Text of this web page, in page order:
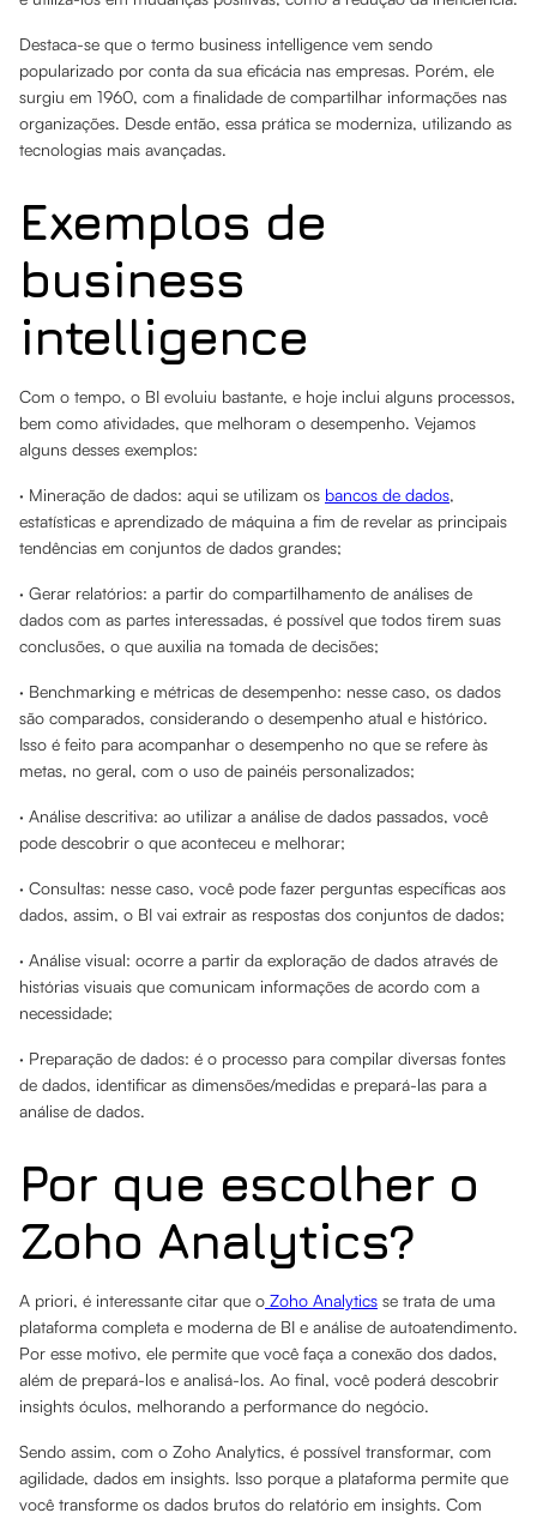
Destaca-se que o termo business intelligence vem sendo
popularizado por conta da sua eficácia nas empresas. Porém, ele
surgiu em 1960, com a finalidade de compartilhar informações nas
organizações. Desde então, essa prática se moderniza, utilizando as
tecnologias mais avançadas.
Exemplos de
business
intelligence
Com o tempo, o BI evoluiu bastante, e hoje inclui alguns processos,
bem como atividades, que melhoram o desempenho. Vejamos
alguns desses exemplos:
· Mineração de dados: aqui se utilizam os bancos de dados,
estatísticas e aprendizado de máquina a fim de revelar as principais
tendências em conjuntos de dados grandes;
· Gerar relatórios: a partir do compartilhamento de análises de
dados com as partes interessadas, é possível que todos tirem suas
conclusões, o que auxilia na tomada de decisões;
· Benchmarking e métricas de desempenho: nesse caso, os dados
são comparados, considerando o desempenho atual e histórico.
Isso é feito para acompanhar o desempenho no que se refere às
metas, no geral, com o uso de painéis personalizados;
· Análise descritiva: ao utilizar a análise de dados passados, você
pode descobrir o que aconteceu e melhorar;
· Consultas: nesse caso, você pode fazer perguntas específicas aos
dados, assim, o BI vai extrair as respostas dos conjuntos de dados;
· Análise visual: ocorre a partir da exploração de dados através de
histórias visuais que comunicam informações de acordo com a
necessidade;
· Preparação de dados: é o processo para compilar diversas fontes
de dados, identificar as dimensões/medidas e prepará-las para a
análise de dados.
Por que escolher o
Zoho Analytics?
A priori, é interessante citar que o Zoho Analytics se trata de uma
plataforma completa e moderna de BI e análise de autoatendimento.
Por esse motivo, ele permite que você faça a conexão dos dados,
além de prepará-los e analisá-los. Ao final, você poderá descobrir
insights óculos, melhorando a performance do negócio.
Sendo assim, com o Zoho Analytics, é possível transformar, com
agilidade, dados em insights. Isso porque a plataforma permite que
você transforme os dados brutos do relatório em insights. Com